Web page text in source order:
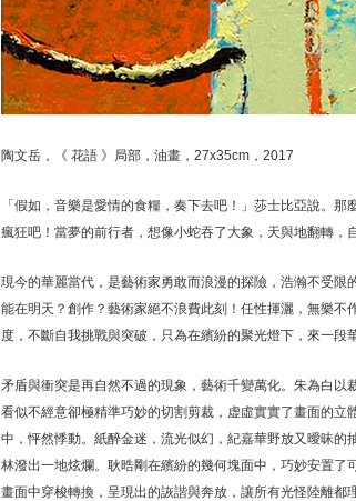
陶文岳，《 花語 》局部，油畫，27x35cm，2017
「假如，音樂是愛情的食糧，奏下去吧！」莎士比亞說。
瘋狂吧！當夢的前行者，想像小蛇吞了大象，天與地翻轉，
現今的華麗當代，是藝術家勇敢而浪漫的探險，浩瀚不受
能在明天？創作？藝術家絕不浪費此刻！任性揮灑，無樂不
度，不斷自我挑戰與突破，只為在繽紛的聚光燈下，來一段
矛盾與衝突是再自然不過的現象，藝術千變萬化。朱為白以
看似不經意卻極精準巧妙的切割剪裁，虚虛實實了畫面的
中，怦然悸動。紙醉金迷，流光似幻，紀嘉華野放又曖昧
林潑出一地炫爛。耿晧剛在繽紛的幾何塊面中，巧妙安置
畫面中穿梭轉換，呈現出的詼諧與奔放，讓所有光怪陸離